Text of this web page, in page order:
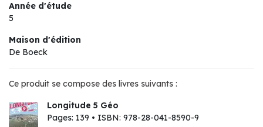
Année d'étude
5
Maison d'édition
De Boeck
Ce produit se compose des livres suivants :
Longitude 5 Géo
Pages: 139 • ISBN: 978-28-041-8590-9